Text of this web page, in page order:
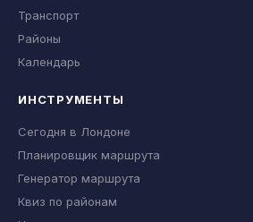
Транспорт
Районы
Календарь
ИНСТРУМЕНТЫ
Сегодня в Лондоне
Планировщик маршрута
Генератор маршрута
Квиз по районам